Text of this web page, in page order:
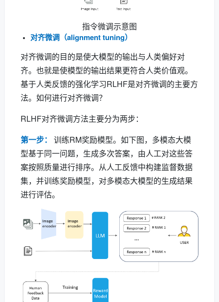
指令微调示意图
对齐微调（alignment tuning）
对齐微调的目的是使大模型的输出与人类偏好对
齐。也就是使模型的输出结果更符合人类价值观。
基于人类反馈的强化学习RLHF是对齐微调的主要方
法。如何进行对齐微调？
RLHF对齐微调方法主要分为两步：
第一步：
训练RM奖励模型。如下图，多模态大模
型基于同一问题，生成多次答案，由人工对这些答
案按照质量进行排序。从人工反馈中构建监督数据
集，并训练奖励模型，对多模态大模型的生成结果
进行评估。